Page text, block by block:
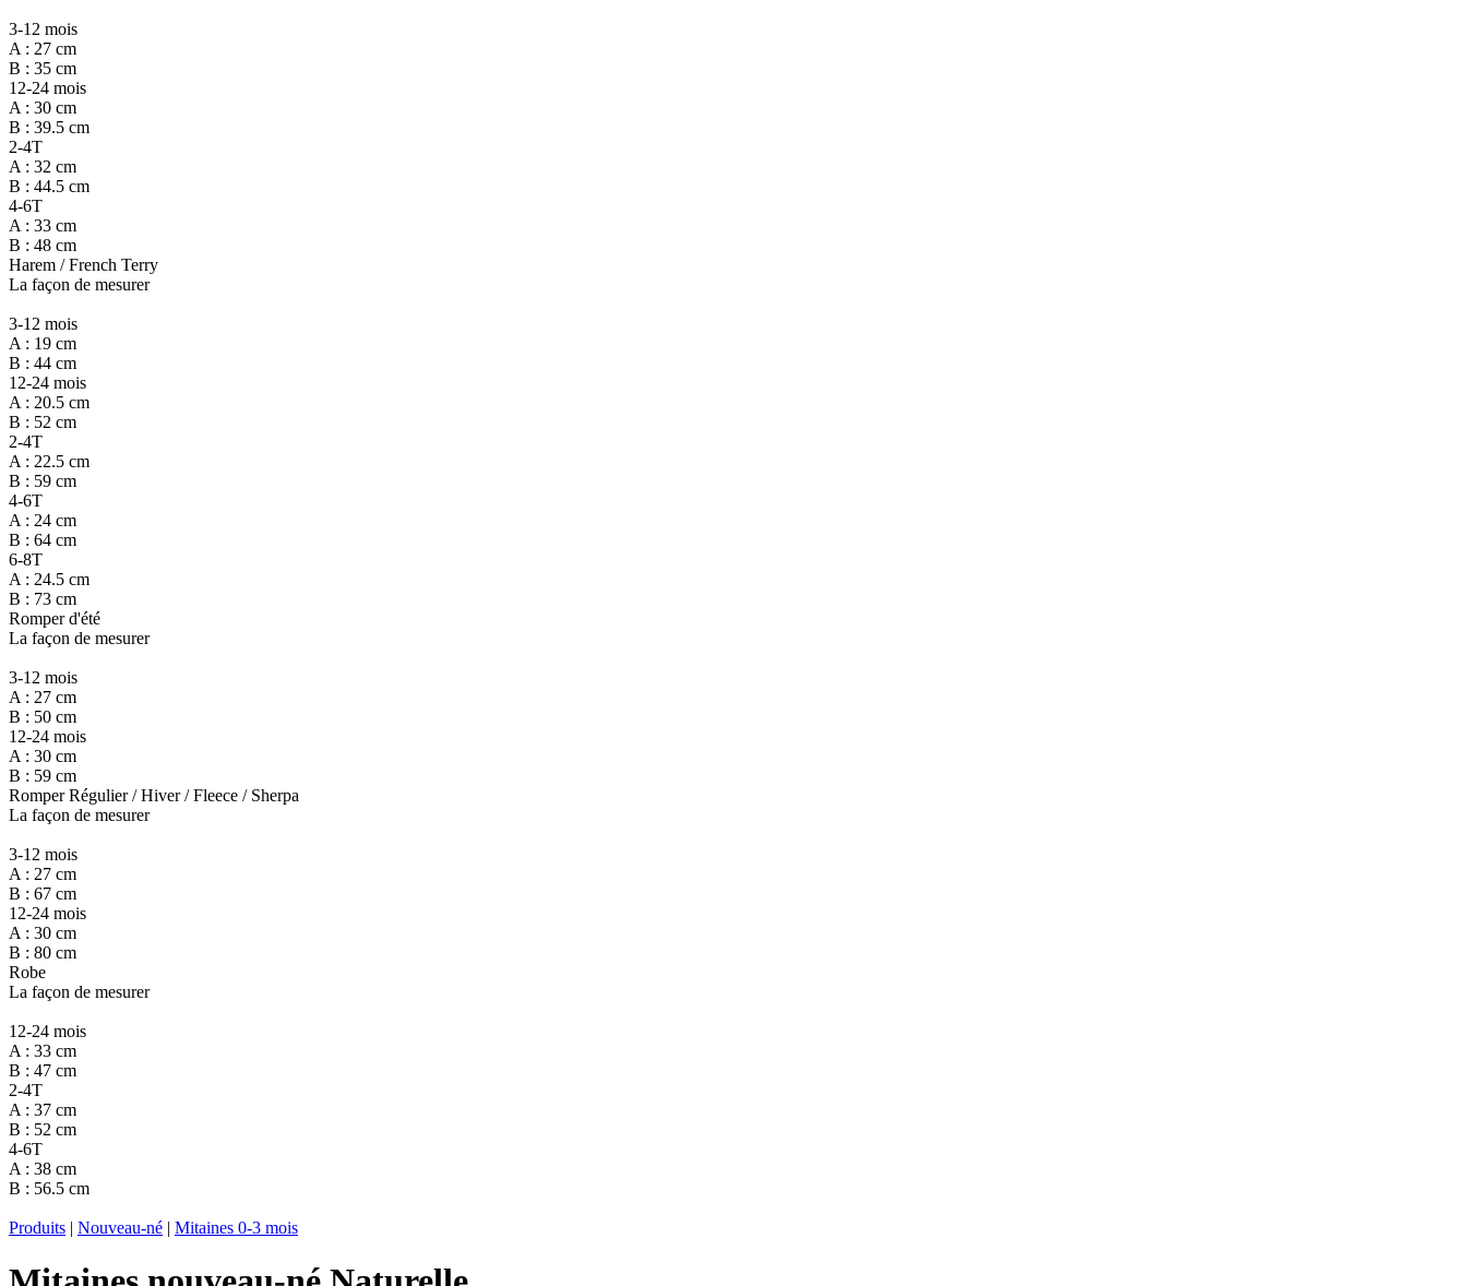
3-12 mois
A : 27 cm
B : 35 cm
12-24 mois
A : 30 cm
B : 39.5 cm
2-4T
A : 32 cm
B : 44.5 cm
4-6T
A : 33 cm
B : 48 cm
Harem / French Terry
La façon de mesurer
3-12 mois
A : 19 cm
B : 44 cm
12-24 mois
A : 20.5 cm
B : 52 cm
2-4T
A : 22.5 cm
B : 59 cm
4-6T
A : 24 cm
B : 64 cm
6-8T
A : 24.5 cm
B : 73 cm
Romper d'été
La façon de mesurer
3-12 mois
A : 27 cm
B : 50 cm
12-24 mois
A : 30 cm
B : 59 cm
Romper Régulier / Hiver / Fleece / Sherpa
La façon de mesurer
3-12 mois
A : 27 cm
B : 67 cm
12-24 mois
A : 30 cm
B : 80 cm
Robe
La façon de mesurer
12-24 mois
A : 33 cm
B : 47 cm
2-4T
A : 37 cm
B : 52 cm
4-6T
A : 38 cm
B : 56.5 cm
Produits | Nouveau-né | Mitaines 0-3 mois